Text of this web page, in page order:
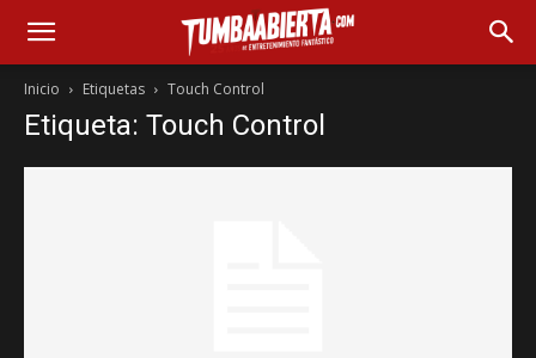
Inicio Etiquetas Touch Control
Etiqueta: Touch Control